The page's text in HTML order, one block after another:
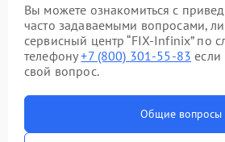
Вы можете ознакомиться с
часто задаваемыми вопросами,
сервисный центр “FIX-Infinix” по
телефону+7 (800) 301-55-83 если
свой вопрос.
Общие вопросы